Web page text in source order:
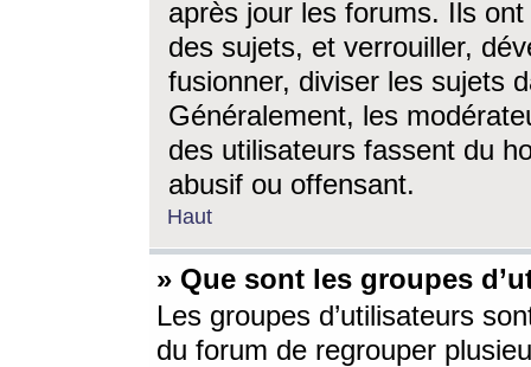
après jour les forums. Ils ont
des sujets, et verrouiller,
fusionner, diviser les sujets
Généralement, les
des utilisateurs fassent du
abusif ou offensant.
Haut
» Que sont les groupes
Les groupes d’utilisateurs
du forum de regrouper